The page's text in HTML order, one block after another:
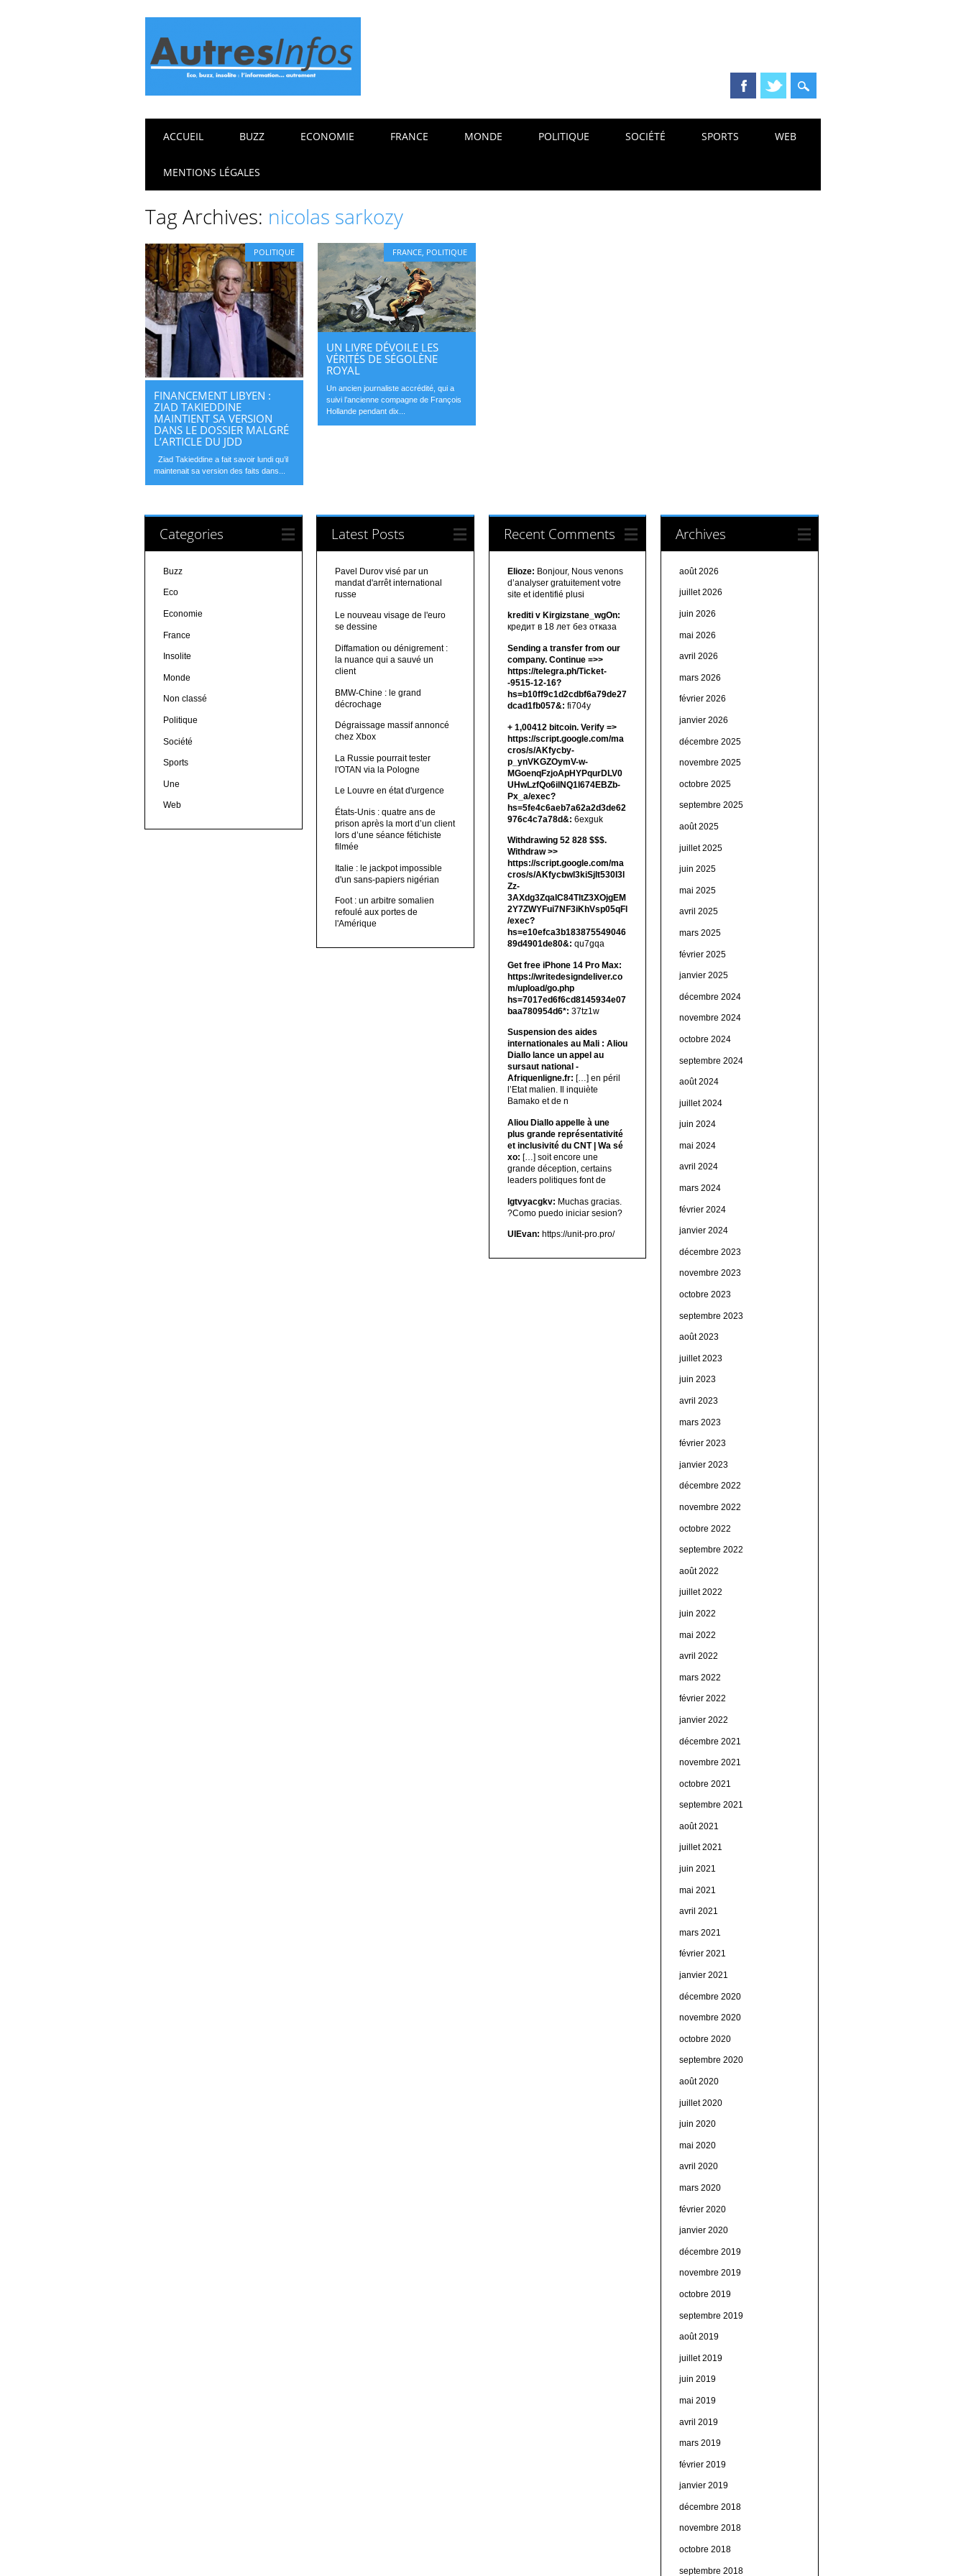
Main menu
ACCUEIL BUZZ ECONOMIE FRANCE MONDE POLITIQUE SOCIÉTÉ SPORTS WEB
MENTIONS LÉGALES
Tag Archives: nicolas sarkozy
POLITIQUE
FINANCEMENT LIBYEN :
ZIAD TAKIEDDINE
MAINTIENT SA VERSION
DANS LE DOSSIER MALGRÉ
L’ARTICLE DU JDD
Ziad Takieddine a fait savoir lundi qu’il
maintenait sa version des faits dans...
FRANCE, POLITIQUE
UN LIVRE DÉVOILE LES
VÉRITÉS DE SÉGOLÈNE
ROYAL
Un ancien journaliste accrédité, qui a
suivi l’ancienne compagne de François
Hollande pendant dix...
Categories
Buzz
Eco
Economie
France
Insolite
Monde
Non classé
Politique
Société
Sports
Une
Web
Latest Posts
Pavel Durov visé par un
mandat d'arrêt international
russe
Le nouveau visage de l'euro
se dessine
Diffamation ou dénigrement :
la nuance qui a sauvé un
client
BMW-Chine : le grand
décrochage
Dégraissage massif annoncé
chez Xbox
La Russie pourrait tester
l'OTAN via la Pologne
Le Louvre en état d'urgence
États-Unis : quatre ans de
prison après la mort d’un client
lors d’une séance fétichiste
filmée
Italie : le jackpot impossible
d'un sans-papiers nigérian
Foot : un arbitre somalien
refoulé aux portes de
l'Amérique
Recent Comments
Elioze: Bonjour, Nous venons
d’analyser gratuitement votre
site et identifié plusi
krediti v Kirgizstane_wgOn:
кредит в 18 лет без отказа
Sending a transfer from our
company. Continue =>>
https://telegra.ph/Ticket-
-9515-12-16?
hs=b10ff9c1d2cdbf6a79de27
dcad1fb057&: fi704y
+ 1,00412 bitсоin. Verify =>
https://script.google.com/ma
cros/s/AKfycby-
p_ynVKGZOymV-w-
MGoenqFzjoApHYPqurDLV0
UHwLzfQo6ilNQ1l674EBZb-
Px_a/exec?
hs=5fe4c6aeb7a62a2d3de62
976c4c7a78d&: 6exguk
Withdrawing 52 828 $$$.
Withdrаw >>
https://script.google.com/ma
cros/s/AKfycbwl3kiSjlt530I3l
Zz-
3AXdg3ZqalC84TltZ3XOjgEM
2Y7ZWYFui7NF3iKhVsp05qFl
/exec?
hs=e10efca3b183875549046
89d4901de80&: qu7gqa
Get free iPhone 14 Pro Max:
https://writedesigndeliver.co
m/upload/go.php
hs=7017ed6f6cd8145934e07
baa780954d6*: 37tz1w
Suspension des aides
internationales au Mali : Aliou
Diallo lance un appel au
sursaut national -
Afriquenligne.fr: […] en péril
l’Etat malien. Il inquiète
Bamako et de n
Aliou Diallo appelle à une
plus grande représentativité
et inclusivité du CNT | Wa sé
xo: […] soit encore une
grande déception, certains
leaders politiques font de
lgtvyacgkv: Muchas gracias.
?Como puedo iniciar sesion?
UIEvan: https://unit-pro.pro/
Archives
août 2026
juillet 2026
juin 2026
mai 2026
avril 2026
mars 2026
février 2026
janvier 2026
décembre 2025
novembre 2025
octobre 2025
septembre 2025
août 2025
juillet 2025
juin 2025
mai 2025
avril 2025
mars 2025
février 2025
janvier 2025
décembre 2024
novembre 2024
octobre 2024
septembre 2024
août 2024
juillet 2024
juin 2024
mai 2024
avril 2024
mars 2024
février 2024
janvier 2024
décembre 2023
novembre 2023
octobre 2023
septembre 2023
août 2023
juillet 2023
juin 2023
avril 2023
mars 2023
février 2023
janvier 2023
décembre 2022
novembre 2022
octobre 2022
septembre 2022
août 2022
juillet 2022
juin 2022
mai 2022
avril 2022
mars 2022
février 2022
janvier 2022
décembre 2021
novembre 2021
octobre 2021
septembre 2021
août 2021
juillet 2021
juin 2021
mai 2021
avril 2021
mars 2021
février 2021
janvier 2021
décembre 2020
novembre 2020
octobre 2020
septembre 2020
août 2020
juillet 2020
juin 2020
mai 2020
avril 2020
mars 2020
février 2020
janvier 2020
décembre 2019
novembre 2019
octobre 2019
septembre 2019
août 2019
juillet 2019
juin 2019
mai 2019
avril 2019
mars 2019
février 2019
janvier 2019
décembre 2018
novembre 2018
octobre 2018
septembre 2018